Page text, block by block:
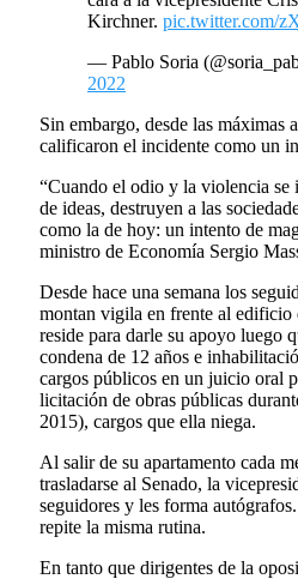
Kirchner. pic.twitter.com/
— Pablo Soria
2022
Sin embargo, desde las máximas
calificaron el incidente como un
“Cuando el odio y la violencia se
de ideas, destruyen a las
como la de hoy: un intento de
ministro de Economía Sergio
Desde hace una semana los
montan vigila en frente al edificio
reside para darle su apoyo luego
condena de 12 años e
cargos públicos en un juicio oral
licitación de obras públicas
2015), cargos que ella niega.
Al salir de su apartamento cada
trasladarse al Senado, la
seguidores y les forma
repite la misma rutina.
En tanto que dirigentes de la